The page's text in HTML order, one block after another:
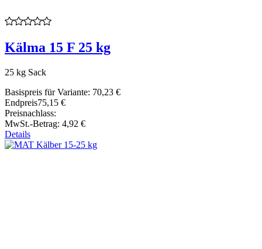
Kälma 15 F 25 kg
25 kg Sack
Basispreis für Variante: 70,23 €
Endpreis75,15 €
Preisnachlass:
MwSt.-Betrag: 4,92 €
Details